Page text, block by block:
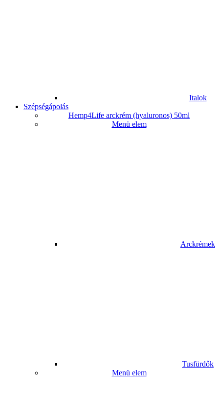
Italok
Szépségápolás
Hemp4Life arckrém (hyaluronos) 50ml
Menü elem
Arckrémek
Tusfürdők
Menü elem